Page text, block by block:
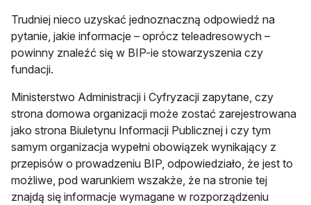
Trudniej nieco uzyskać jednoznaczną odpowiedź na
pytanie, jakie informacje – oprócz teleadresowych –
powinny znaleźć się w BIP-ie stowarzyszenia czy
fundacji.
Ministerstwo Administracji i Cyfryzacji zapytane, czy
strona domowa organizacji może zostać zarejestrowana
jako strona Biuletynu Informacji Publicznej i czy tym
samym organizacja wypełni obowiązek wynikający z
przepisów o prowadzeniu BIP, odpowiedziało, że jest to
możliwe, pod warunkiem wszakże, że na stronie tej
znajdą się informacje wymagane w rozporządzeniu